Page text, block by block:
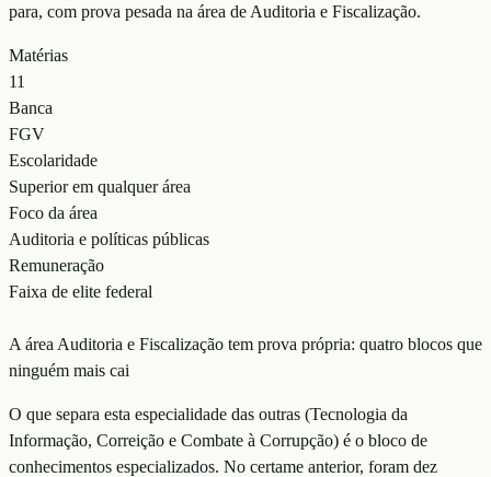
para, com prova pesada na área de Auditoria e Fiscalização.
Matérias
11
Banca
FGV
Escolaridade
Superior em qualquer área
Foco da área
Auditoria e políticas públicas
Remuneração
Faixa de elite federal
A área Auditoria e Fiscalização tem prova própria: quatro blocos que
ninguém mais cai
O que separa esta especialidade das outras (Tecnologia da
Informação, Correição e Combate à Corrupção) é o bloco de
conhecimentos especializados. No certame anterior, foram dez